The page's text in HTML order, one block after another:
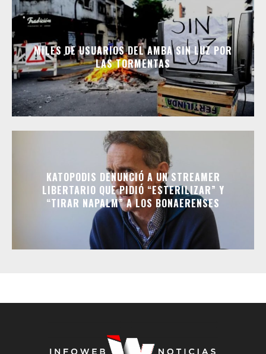
MILES DE USUARIOS DEL AMBA SIN LUZ POR
LAS TORMENTAS
KATOPODIS DENUNCIÓ A UN STREAMER
LIBERTARIO QUE PIDIÓ “ESTERILIZAR” Y
“TIRAR NAPALM” A LOS BONAERENSES